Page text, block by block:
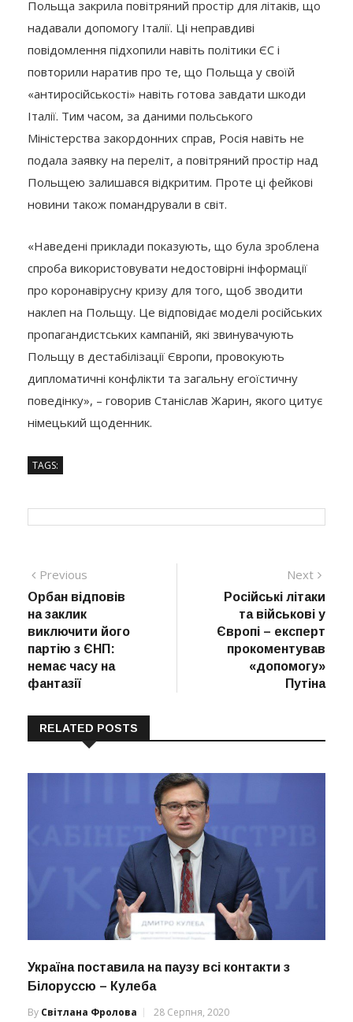
Польща закрила повітряний простір для літаків, що
надавали допомогу Італії. Ці неправдиві
повідомлення підхопили навіть політики ЄС і
повторили наратив про те, що Польща у своїй
«антиросійськості» навіть готова завдати шкоди
Італії. Тим часом, за даними польського
Міністерства закордонних справ, Росія навіть не
подала заявку на переліт, а повітряний простір над
Польщею залишався відкритим. Проте ці фейкові
новини також помандрували в світ.
«Наведені приклади показують, що була зроблена
спроба використовувати недостовірні інформації
про коронавірусну кризу для того, щоб зводити
наклеп на Польщу. Це відповідає моделі російських
пропагандистських кампаній, які звинувачують
Польщу в дестабілізації Європи, провокують
дипломатичні конфлікти та загальну егоїстичну
поведінку», – говорив Станіслав Жарин, якого цитує
німецький щоденник.
TAGS:
Навігація
записів
Previous
post:
Орбан відповів
на заклик
виключити його
партію з ЄНП:
немає часу на
фантазії
Next
Російські літаки
та військові у
Європі – експерт
прокоментував
«допомогу»
Путіна
RELATED POSTS
Україна поставила на паузу всі контакти з
Білоруссю – Кулеба
By Світлана Фролова 28 Серпня, 2020